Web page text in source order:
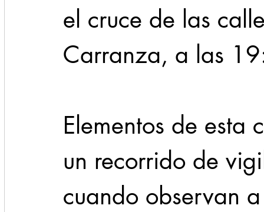
el cruce de las
Carranza, a las
Elementos de
un recorrido de
cuando observan